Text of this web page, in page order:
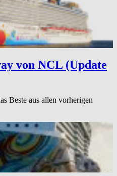
von NCL (Update
Beste aus allen vorherigen